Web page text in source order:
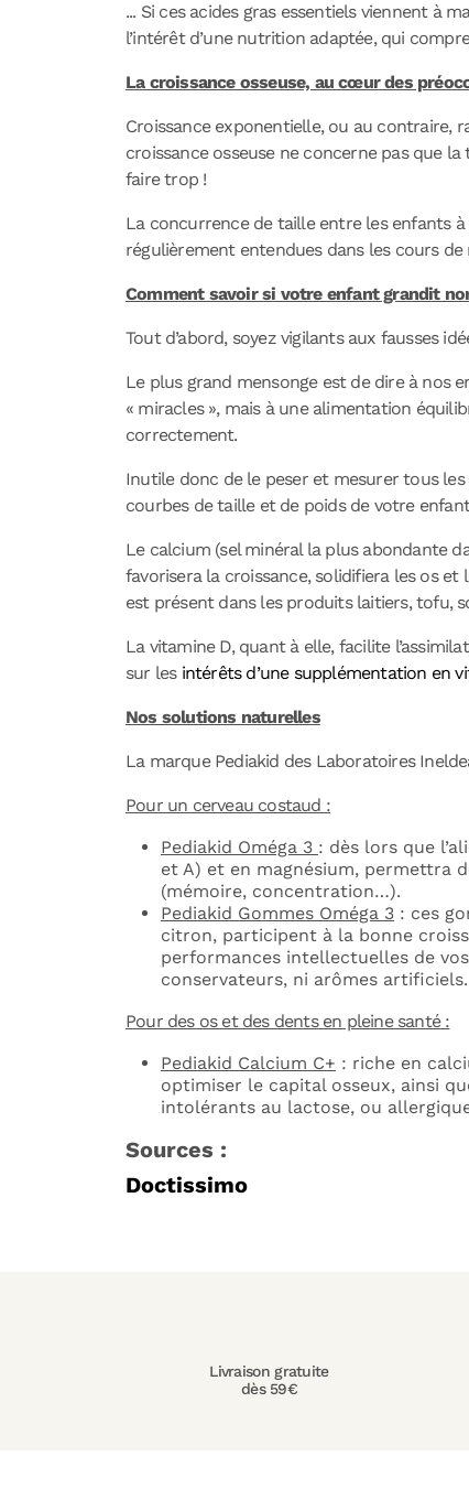
... Si ces acides gras essentiels viennent à
l’intérêt d’une nutrition adaptée, qui
La croissance osseuse, au cœur des
Croissance exponentielle, ou au contraire,
croissance osseuse ne concerne pas que
faire trop !
La concurrence de taille entre les enfants à
régulièrement entendues dans les cours de
Comment savoir si votre enfant grandit
Tout d’abord, soyez vigilants aux fausses
Le plus grand mensonge est de dire à nos
« miracles », mais à une alimentation
correctement.
Inutile donc de le peser et mesurer tous les
courbes de taille et de poids de votre
Le calcium (sel minéral la plus abondante
favorisera la croissance, solidifiera les os
est présent dans les produits laitiers, tofu,
La vitamine D, quant à elle, facilite
sur les intérêts d’une supplémentation en
Nos solutions naturelles
La marque Pediakid des Laboratoires
Pour un cerveau costaud :
Pediakid Oméga 3 : dès lors que
et A) et en magnésium, permettra
(mémoire, concentration…).
Pediakid Gommes Oméga 3 : ces
citron, participent à la bonne
performances intellectuelles de
conservateurs, ni arômes artificiels.
Pour des os et des dents en pleine santé :
Pediakid Calcium C+ : riche en
optimiser le capital osseux, ainsi
intolérants au lactose, ou
Sources :
Doctissimo
Livraison gratuite
dès 59€